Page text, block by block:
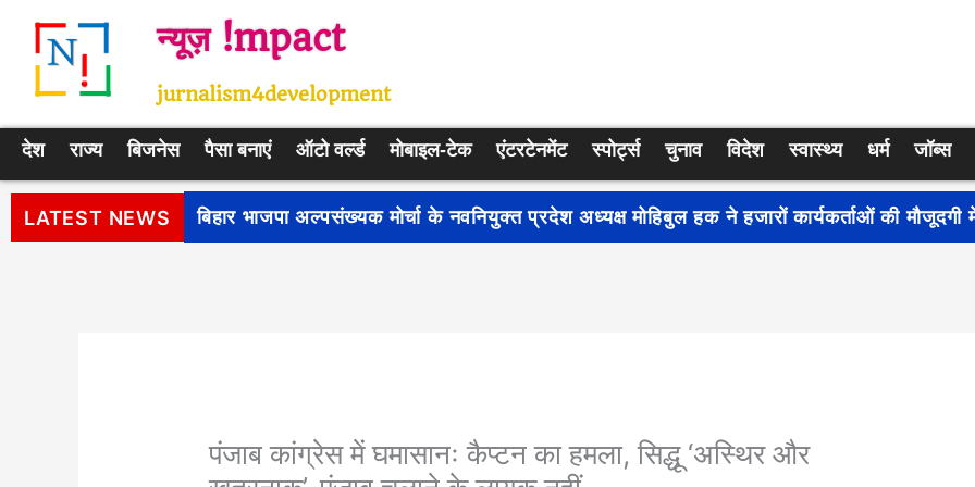
न्यूज़ !mpact
jurnalism4development
देश राज्य बिजनेस पैसा बनाएं ऑटो वर्ल्ड मोबाइल-टेक एंटरटेनमेंट स्पोर्ट्स चुनाव विदेश स्वास्थ्य धर्म जॉब्स
LATEST NEWS पीएम सूर्य घर: मुफ्त बिजली योजना के प्रति जागरूकता बढ़ाने के लिए देशभर में शुरू हुआ नुक्कड़ नाटक
पंजाब कांग्रेस में घमासानः कैप्टन का हमला, सिद्धू ‘अस्थिर और